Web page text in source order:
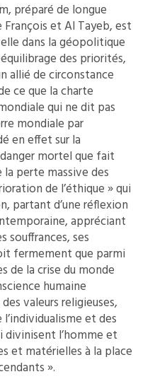
préparé de longue
et Al Tayeb, est
dans la géopolitique
des priorités,
allié de circonstance
ce que la charte
qui ne dit pas
mondiale par
en effet sur la
mortel que fait
la perte massive des
de l’éthique » qui
partant d’une réflexion
appréciant
souffrances, ses
fermement que parmi
de la crise du monde
humaine
valeurs religieuses,
et des
l’homme et
et matérielles à la place
».